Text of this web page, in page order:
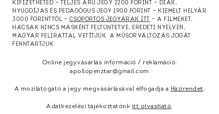
KIFIZETHETED — TELJES ÁRÚ JEGY 2200 FORINT — DIÁK,
NYUGDÍJAS ÉS PEDAGÓGUS JEGY 1900 FORINT — KIEMELT HELYÁR
3000 FORINTTÓL — CSOPORTOS JEGYÁRAK ITT
— A FILMEKET,
HACSAK NINCS MÁSKÉNT FELTÜNTETVE, EREDETI NYELVEN,
MAGYAR FELIRATTAL VETÍTJÜK. A MŰSORVÁLTOZÁS JOGÁT
FENNTARTJUK.
Online jegyvásárlás információ / reklamáció:
apollopenztar@gmail.com
A mozilátogató a jegy megvásárlásával elfogadja a Házirendet.
Adatkezelési tájékoztatónk itt olvasható.